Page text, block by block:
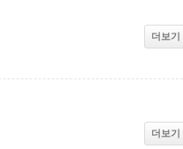
더보기
더보기